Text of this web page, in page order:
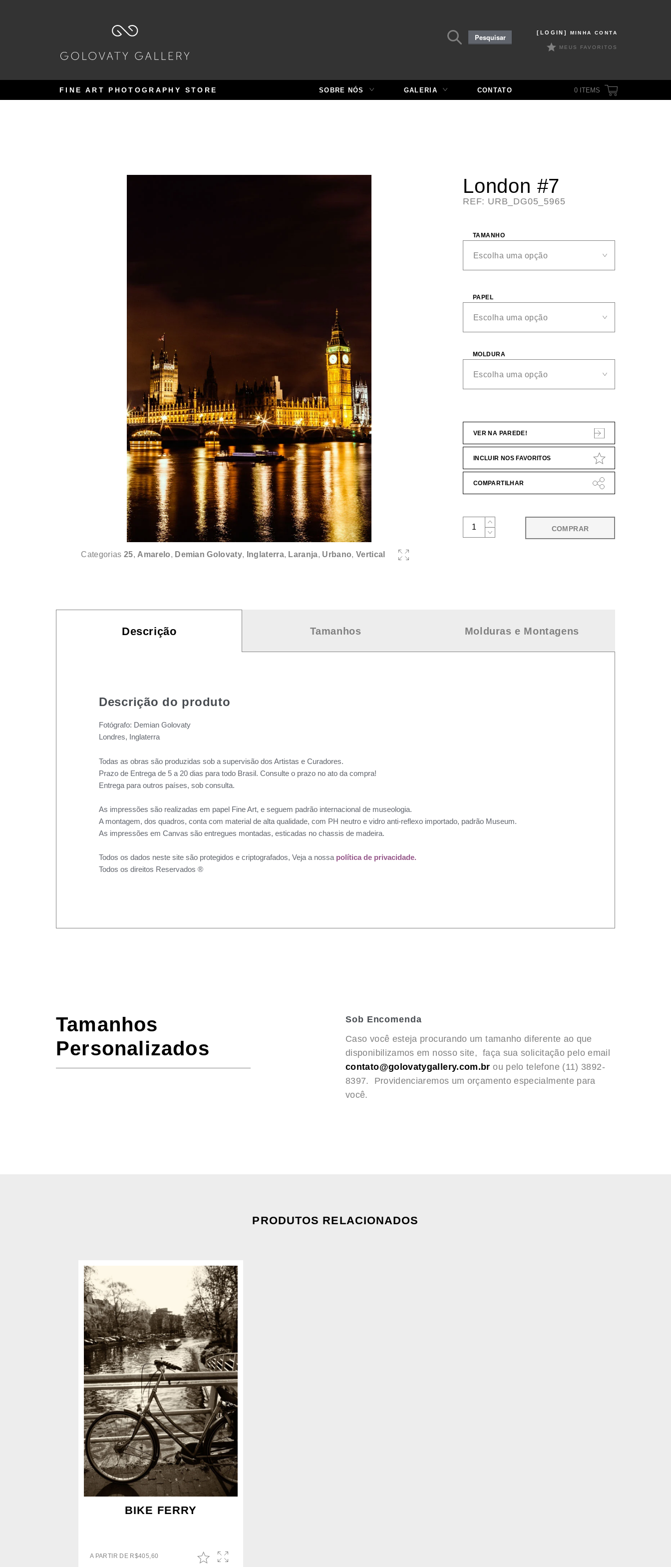
navegação
[LOGIN] MINHA CONTA
MEUS FAVORITOS
Pesquisar
por:Pesquisar
FINE ART PHOTOGRAPHY STORE SOBRE NÓS GALERIA CONTATO 0 ITEMS
Categorias25, Amarelo, Demian Golovaty, Inglaterra, Laranja, Urbano, Vertical
London #7
REF: URB_DG05_5965
TAMANHO
PAPEL
MOLDURA
VER NA PAREDE!
INCLUIR NOS FAVORITOS
COMPARTILHAR
COMPRAR
Descrição Tamanhos Molduras e Montagens
Descrição do produto
Fotógrafo: Demian Golovaty
Londres, Inglaterra
Todas as obras são produzidas sob a supervisão dos Artistas e Curadores.
Prazo de Entrega de 5 a 20 dias para todo Brasil. Consulte o prazo no ato da compra!
Entrega para outros países, sob consulta.
As impressões são realizadas em papel Fine Art, e seguem padrão internacional de museologia.
A montagem, dos quadros, conta com material de alta qualidade, com PH neutro e vidro anti-reflexo importado, padrão Museum.
As impressões em Canvas são entregues montadas, esticadas no chassis de madeira.
Todos os dados neste site são protegidos e criptografados, Veja a nossa política de privacidade.
Todos os direitos Reservados ®
Tamanhos
Personalizados
Sob Encomenda
Caso você esteja procurando um tamanho diferente ao que
disponibilizamos em nosso site, faça sua solicitação pelo email
contato@golovatygallery.com.br ou pelo telefone (11) 3892-
8397. Providenciaremos um orçamento especialmente para
você.
PRODUTOS RELACIONADOS
BIKE FERRY
A PARTIR DE R$405,60